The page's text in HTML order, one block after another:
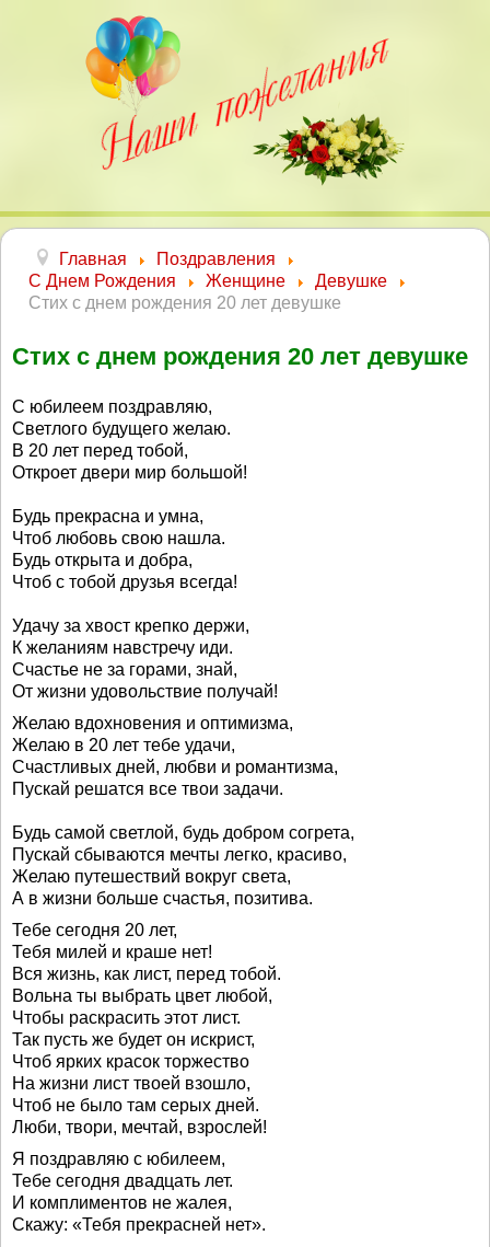
Главная
Поздравления
С Днем Рождения
Женщине
Девушке
Стих с днем рождения 20 лет девушке
Стих с днем рождения 20 лет девушке
С юбилеем поздравляю,
Светлого будущего желаю.
В 20 лет перед тобой,
Откроет двери мир большой!
Будь прекрасна и умна,
Чтоб любовь свою нашла.
Будь открыта и добра,
Чтоб с тобой друзья всегда!
Удачу за хвост крепко держи,
К желаниям навстречу иди.
Счастье не за горами, знай,
От жизни удовольствие получай!
Желаю вдохновения и оптимизма,
Желаю в 20 лет тебе удачи,
Счастливых дней, любви и романтизма,
Пускай решатся все твои задачи.
Будь самой светлой, будь добром согрета,
Пускай сбываются мечты легко, красиво,
Желаю путешествий вокруг света,
А в жизни больше счастья, позитива.
Тебе сегодня 20 лет,
Тебя милей и краше нет!
Вся жизнь, как лист, перед тобой.
Вольна ты выбрать цвет любой,
Чтобы раскрасить этот лист.
Так пусть же будет он искрист,
Чтоб ярких красок торжество
На жизни лист твоей взошло,
Чтоб не было там серых дней.
Люби, твори, мечтай, взрослей!
Я поздравляю с юбилеем,
Тебе сегодня двадцать лет.
И комплиментов не жалея,
Скажу: «Тебя прекрасней нет».